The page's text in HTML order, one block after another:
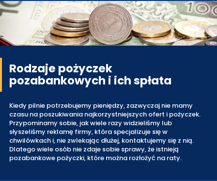
Rodzaje pożyczek
pozabankowych i ich spłata
Kiedy pilnie potrzebujemy pieniędzy, zazwyczaj nie mamy
czasu na poszukiwania najkorzystniejszych ofert i pożyczek.
Przypominamy sobie, jak wiele razy widzieliśmy lub
słyszeliśmy reklamę firmy, która specjalizuje się w
chwilówkach i, nie zwlekając dłużej, kontaktujemy się z nią.
Dlatego wiele osób nie zdaje sobie sprawy, że istnieją
pozabankowe pożyczki, które można rozłożyć na raty.